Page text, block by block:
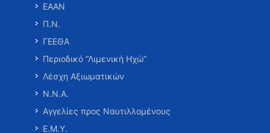
ΕΑΑΝ
Π.Ν.
ΓΕΕΘΑ
Περιοδικό “Λιμενική Ηχώ”
Λέσχη Αξιωματικών
Ν.Ν.Α.
Αγγελίες προς Ναυτιλλομένους
Ε.Μ.Υ.